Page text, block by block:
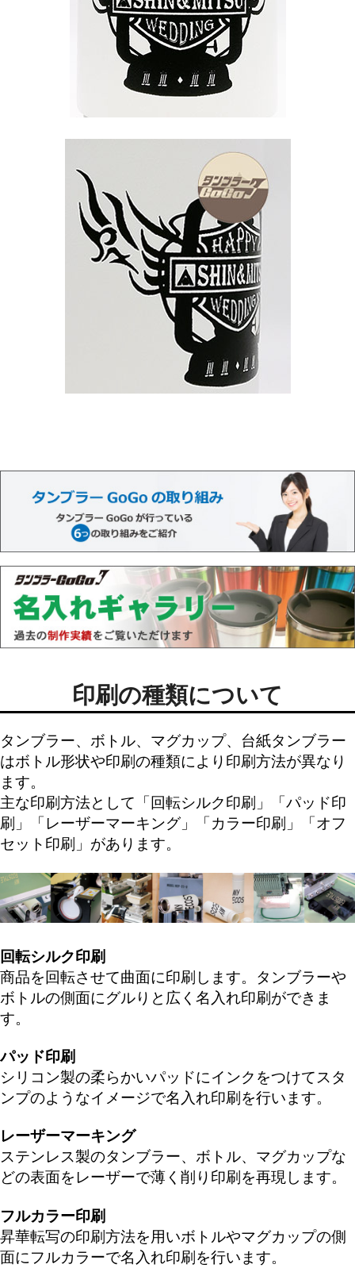
印刷の種類について
タンブラー、ボトル、マグカップ、台紙タンブラー
はボトル形状や印刷の種類により印刷方法が異なり
ます。
主な印刷方法として「 回転シルク印刷 」「 パッド印
刷 」「 レーザーマーキング」「 カラー印刷 」「 オフ
セット印刷 」があります。
回転シルク印刷
商品を回転させて曲面に印刷します。タンブラーや
ボトルの側面にグルりと広く名入れ印刷ができま
す。
パッド印刷
シリコン製の柔らかいパッドにインクをつけてスタ
ンプのようなイメージで名入れ印刷を行います。
レーザーマーキング
ステンレス製のタンブラー、ボトル、マグカップな
どの表面をレーザーで薄く削り印刷を再現します。
フルカラー印刷
昇華転写の印刷方法を用いボトルやマグカップの側
面にフルカラーで名入れ印刷を行います。